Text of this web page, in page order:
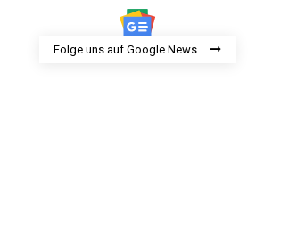
Folge uns auf Google News